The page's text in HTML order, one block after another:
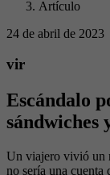
Artículo
24 de abril de 2023
vir
Escándalo
sándwiches
Un viajero vivió un
no sería una cuenta